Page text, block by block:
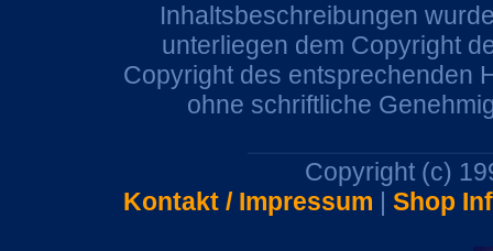
Inhaltsbeschreibungen
unterliegen dem Copyright
Copyright des entsprechenden
ohne schriftliche
Copyright (c)
Kontakt / Impressum | Shop